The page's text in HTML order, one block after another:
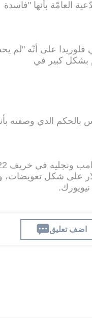
العامّة بأنها "فاسدة
على أنّه "لم
بشكل كبير في
بالحكم الذي وصفته
وكانت المدعية
قد طلبت تغريمهم مبلغ 370 مليون دولار على شكل
اضف تعليق